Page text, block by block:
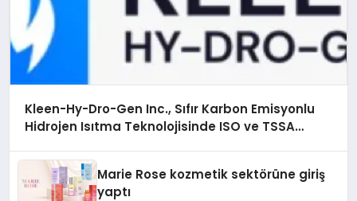
Kleen-Hy-Dro-Gen Inc., Sıfır Karbon Emisyonlu
Hidrojen Isıtma Teknolojisinde ISO ve TSSA
Marie Rose kozmetik sektörüne giriş
yaptı